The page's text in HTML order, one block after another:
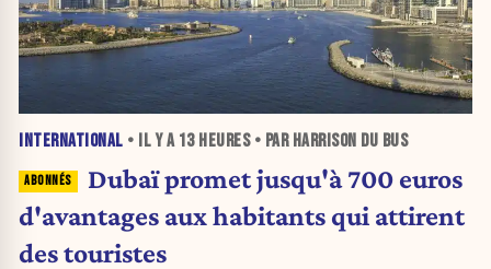
INTERNATIONAL • IL Y A 13 HEURES• PAR HARRISON DU BUS
Dubaï promet jusqu'à 700 euros
d'avantages aux habitants qui attirent
des touristes